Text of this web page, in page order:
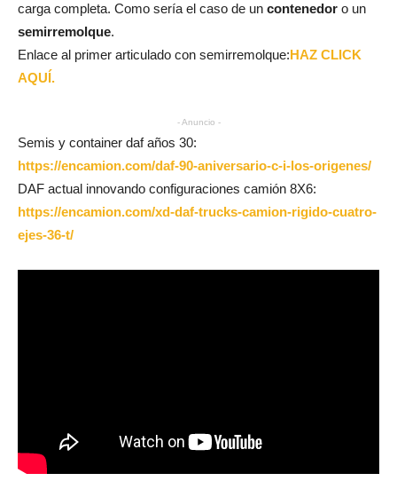
carga completa. Como sería el caso de un contenedor o un
semirremolque.
Enlace al primer articulado con semirremolque:HAZ CLICK
AQUÍ.
- Anuncio -
Semis y container daf años 30:
https://encamion.com/daf-90-aniversario-c-i-los-origenes/
DAF actual innovando configuraciones camión 8X6:
https://encamion.com/xd-daf-trucks-camion-rigido-cuatro-
ejes-36-t/